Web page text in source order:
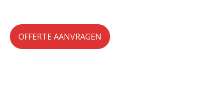
OFFERTE AANVRAGEN